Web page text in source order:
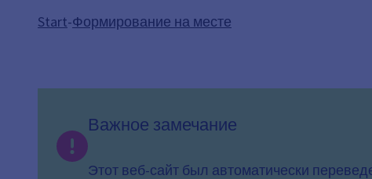
Start-Формирование на месте
Важное замечание
Этот веб-сайт был автоматически